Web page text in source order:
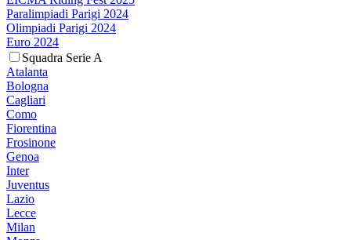
Paralimpiadi Parigi 2024
Olimpiadi Parigi 2024
Euro 2024
Squadra Serie A
Atalanta
Bologna
Cagliari
Como
Fiorentina
Frosinone
Genoa
Inter
Juventus
Lazio
Lecce
Milan